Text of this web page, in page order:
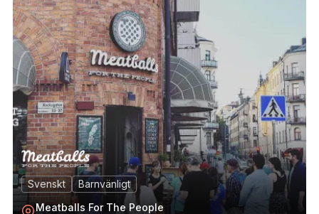
Svenskt
Barnvänligt
Meatballs For The People